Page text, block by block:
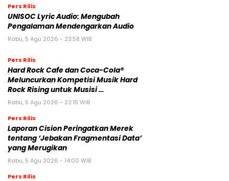
Pers Rilis
UNISOC Lyric Audio: Mengubah
Pengalaman Mendengarkan Audio
Rabu, 5 Agu 2026 - 23:58 WIB
Pers Rilis
Hard Rock Cafe dan Coca-Cola®
Meluncurkan Kompetisi Musik Hard
Rock Rising untuk Musisi …
Rabu, 5 Agu 2026 - 22:15 WIB
Pers Rilis
Laporan Cision Peringatkan Merek
tentang ‘Jebakan Fragmentasi Data’
yang Merugikan
Rabu, 5 Agu 2026 - 14:00 WIB
Pers Rilis